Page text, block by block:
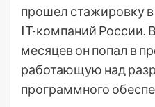
прошел стажировку
IT-компаний России.
месяцев он попал в
работающую над
программного